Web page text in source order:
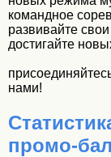
командное
развивайте
достигайте
нами!
промо-